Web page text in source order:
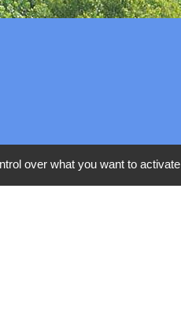
over what you want to activate